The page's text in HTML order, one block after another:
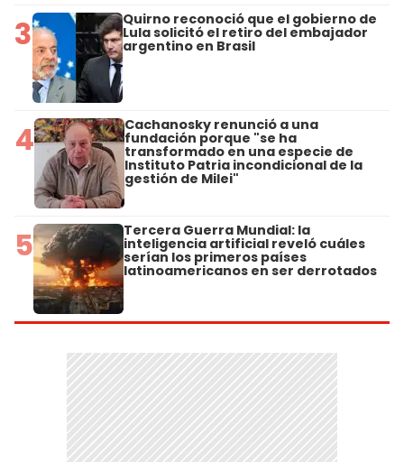
3 Quirno reconoció que el gobierno de
Lula solicitó el retiro del embajador
argentino en Brasil
4 Cachanosky renunció a una
fundación porque "se ha
transformado en una especie de
Instituto Patria incondicional de la
gestión de Milei"
5 Tercera Guerra Mundial: la
inteligencia artificial reveló cuáles
serían los primeros países
latinoamericanos en ser derrotados